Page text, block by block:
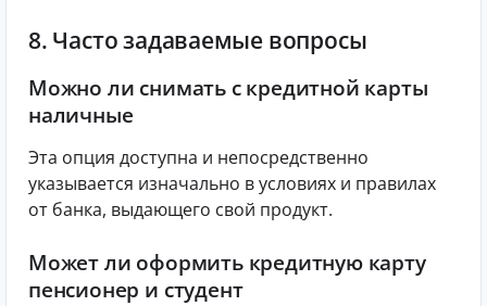
8. Часто задаваемые вопросы
Можно ли снимать с кредитной карты
наличные
Эта опция доступна и непосредственно
указывается изначально в условиях и правилах
от банка, выдающего свой продукт.
Может ли оформить кредитную карту
пенсионер и студент